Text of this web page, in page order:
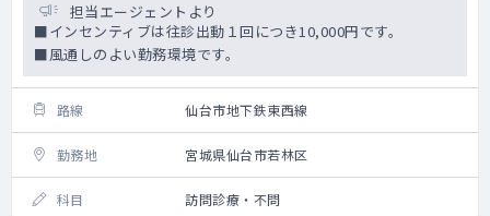
担当エージェントより
■インセンティブは往診出動１回につき10,000円です。
■風通しのよい勤務環境です。
路線 仙台市地下鉄東西線
勤務地 宮城県仙台市若林区
科目 訪問診療・不問